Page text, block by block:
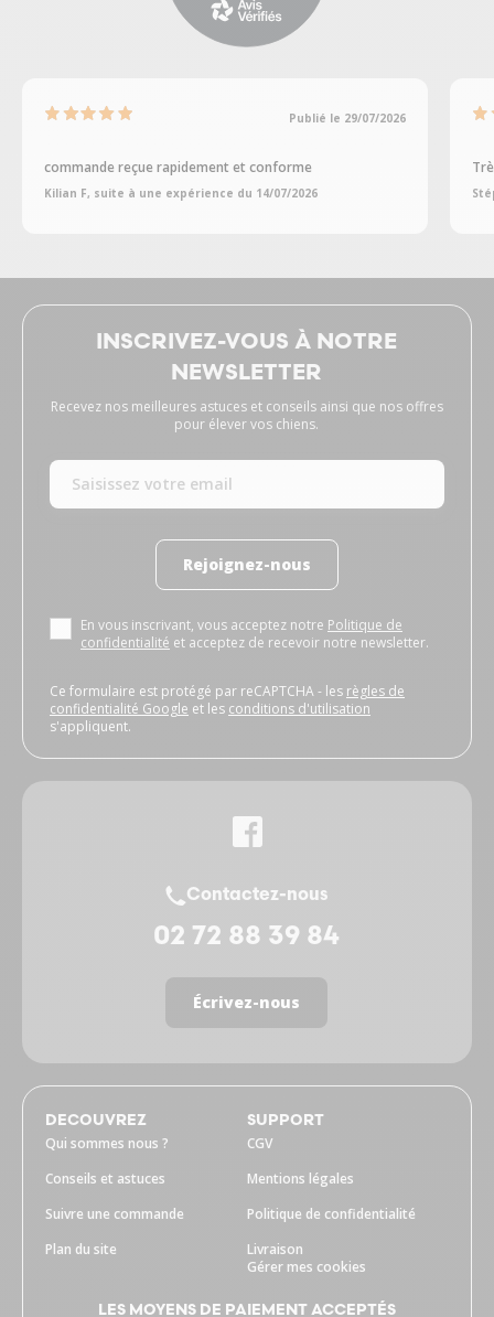
Publié le 29/07/2026
commande reçue rapidement et conforme
Kilian F, suite à une expérience du 14/07/2026
INSCRIVEZ-VOUS À NOTRE
NEWSLETTER
Recevez nos meilleures astuces et conseils ainsi que nos offres
pour élever vos chiens.
Rejoignez-nous
En vous inscrivant, vous acceptez notre Politique de
confidentialité et acceptez de recevoir notre newsletter.
Ce formulaire est protégé par reCAPTCHA - les règles de
confidentialité Google et les conditions d'utilisation
s'appliquent.
Contactez-nous
02 72 88 39 84
Écrivez-nous
DECOUVREZ
Qui sommes nous ?
Conseils et astuces
Suivre une commande
Plan du site
SUPPORT
CGV
Mentions légales
Politique de confidentialité
Livraison
Gérer mes cookies
LES MOYENS DE PAIEMENT ACCEPTÉS